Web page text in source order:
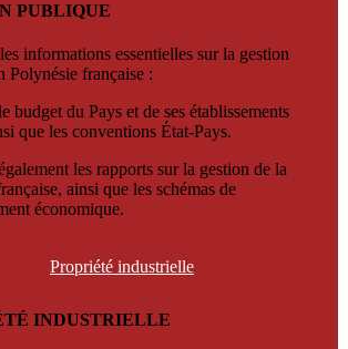
PUBLIQUE
informations essentielles sur la gestion
Polynésie française :
budget du Pays et de ses établissements
que les conventions État-Pays.
les rapports sur la gestion de la
ainsi que les schémas de
économique.
Propriété industrielle
INDUSTRIELLE